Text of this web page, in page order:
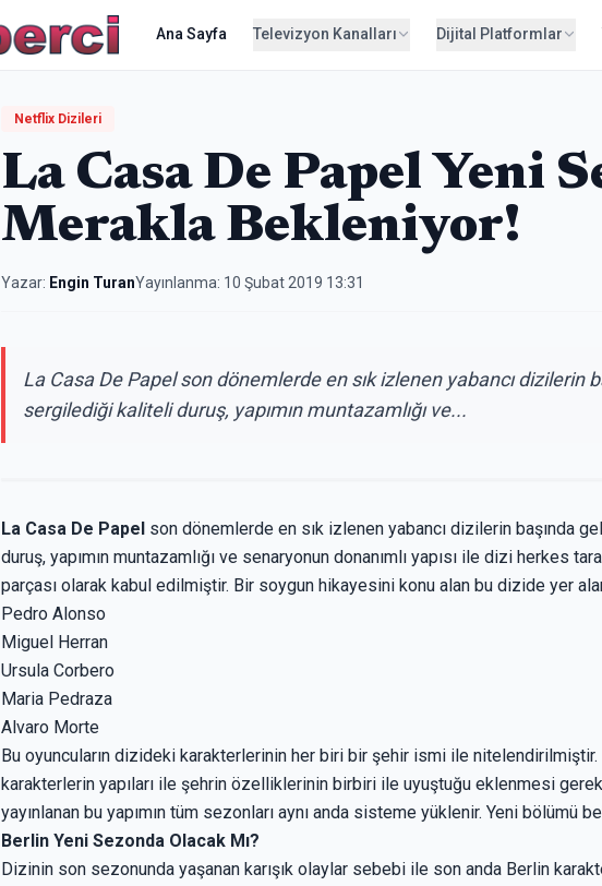
Ana Sayfa Televizyon Kanalları Dijital Platformlar
Netflix Dizileri
La Casa De Papel Yeni
Merakla Bekleniyor!
Yazar: Engin TuranYayınlanma: 10 Şubat 2019 13:31
La Casa De Papel son dönemlerde en sık izlenen yabancı dizilerin
sergilediği kaliteli duruş, yapımın muntazamlığı ve...
La Casa De Papel son dönemlerde en sık izlenen yabancı dizilerin başında
duruş, yapımın muntazamlığı ve senaryonun donanımlı yapısı ile dizi herkes
parçası olarak kabul edilmiştir. Bir soygun hikayesini konu alan bu dizide yer
Pedro Alonso
Miguel Herran
Ursula Corbero
Maria Pedraza
Alvaro Morte
Bu oyuncuların dizideki karakterlerinin her biri bir şehir ismi ile
karakterlerin yapıları ile şehrin özelliklerinin birbiri ile uyuştuğu eklenmesi
yayınlanan bu yapımın tüm sezonları aynı anda sisteme yüklenir. Yeni
Berlin Yeni Sezonda Olacak Mı?
Dizinin son sezonunda yaşanan karışık olaylar sebebi ile son anda Berlin